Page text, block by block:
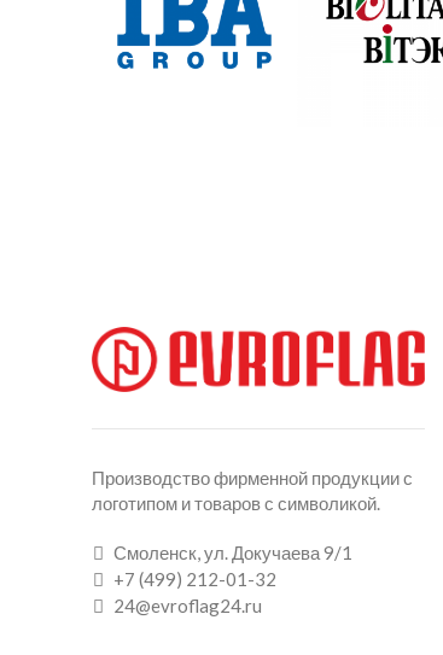
Производство фирменной продукции с
логотипом и товаров с символикой.
Смоленск, ул. Докучаева 9/1
+7 (499) 212-01-32
24@evroflag24.ru